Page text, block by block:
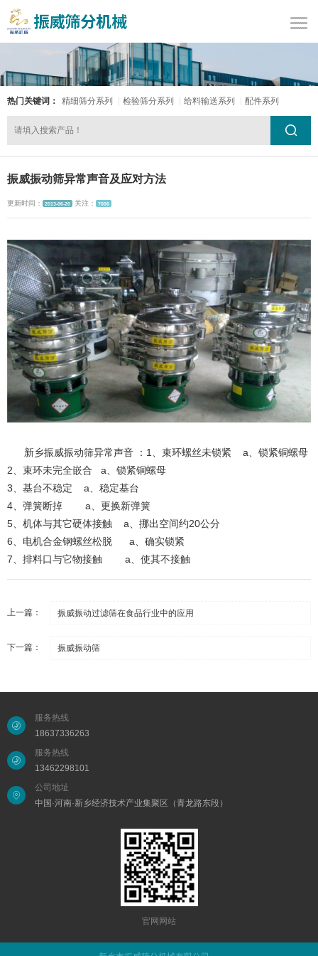
热门关键词： 精细筛分系列 检验筛分系列 给料输送系列 配件系列
振威振动筛异常声音及应对方法
更新时间： 2013-06-20 关注： 7006
新乡振威振动筛异常声音 ：1、束环螺丝未锁紧 a、锁紧铜螺母
2、束环未完全嵌合 a、锁紧铜螺母
3、基台不稳定 a、稳定基台
4、弹簧断掉 a、更换新弹簧
5、机体与其它硬体接触 a、挪出空间约20公分
6、电机合金钢螺丝松脱 a、确实锁紧
7、排料口与它物接触 a、使其不接触
上一篇： 振威振动过滤筛在食品行业中的应用
下一篇： 振威振动筛
服务热线
18637336263
服务热线
13462298101
公司地址
中国·河南·新乡经济技术产业集聚区（青龙路东段）
官网网站